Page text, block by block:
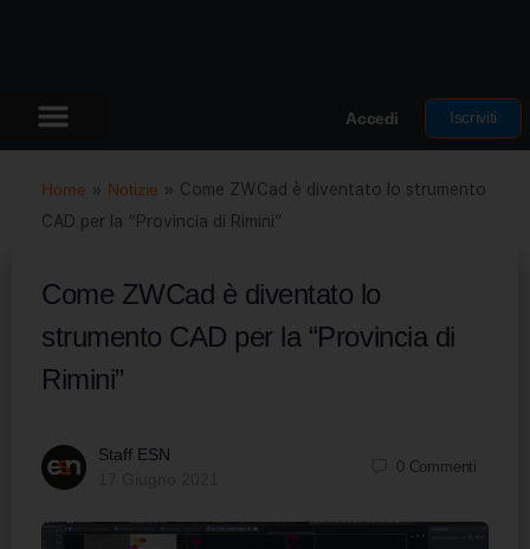
Accedi Iscriviti
Home » Notizie » Come ZWCad è diventato lo strumento
CAD per la “Provincia di Rimini”
Come ZWCad è diventato lo
strumento CAD per la “Provincia di
Rimini”
Staff ESN
0 Commenti